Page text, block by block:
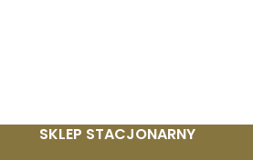
SKLEP STACJONARNY